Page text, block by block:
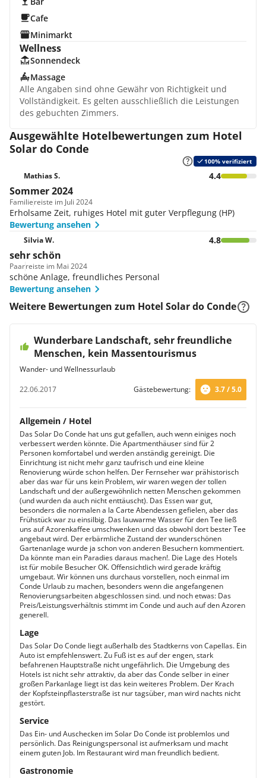
Cafe
Minimarkt
Wellness
Sonnendeck
Massage
Alle Angaben sind ohne Gewähr von Richtigkeit und
Vollständigkeit. Es gelten ausschließlich die Leistungen
des gebuchten Zimmers.
Ausgewählte Hotelbewertungen zum Hotel
Solar do Conde
100% verifiziert
Mathias S. 4.4
Sommer 2024
Familiereiste im Juli 2024
Erholsame Zeit, ruhiges Hotel mit guter Verpflegung (HP)
Bewertung ansehen
Silvia W. 4.8
sehr schön
Paarreiste im Mai 2024
schöne Anlage, freundliches Personal
Bewertung ansehen
Weitere Bewertungen zum Hotel Solar do Conde
Wunderbare Landschaft, sehr freundliche
Menschen, kein Massentourismus
Wander- und Wellnessurlaub
22.06.2017
Gästebewertung: 3.7 / 5.0
Allgemein / Hotel
Das Solar Do Conde hat uns gut gefallen, auch wenn einiges noch
verbessert werden könnte. Die Apartmenthäuser sind für 2
Personen komfortabel und werden anständig gereinigt. Die
Einrichtung ist nicht mehr ganz taufrisch und eine kleine
Renovierung würde schon helfen. Der Fernseher war prähistorisch
aber das war für uns kein Problem, wir waren wegen der tollen
Landschaft und der außergewöhnlich netten Menschen gekommen
(und wurden da auch nicht enttäuscht). Das Essen war gut,
besonders die normalen a la Carte Abendessen gefielen, aber das
Frühstück war zu einsilbig. Das lauwarme Wasser für den Tee ließ
uns auf Azorenkaffee umschwenken und das obwohl dort bester Tee
angebaut wird. Der erbärmliche Zustand der wunderschönen
Gartenanlage wurde ja schon von anderen Besuchern kommentiert.
Da könnte man ein Paradies daraus machen!. Die Lage des Hotels
ist für mobile Besucher OK. Offensichtlich wird gerade kräftig
umgebaut. Wir können uns durchaus vorstellen, noch einmal im
Conde Urlaub zu machen, besonders wenn die angefangenen
Renovierungsarbeiten abgeschlossen sind. und noch etwas: Das
Preis/Leistungsverhältnis stimmt im Conde und auch auf den Azoren
generell.
Lage
Das Solar Do Conde liegt außerhalb des Stadtkerns von Capellas. Ein
Auto ist empfehlenswert. Zu Fuß ist es auf der engen, stark
befahrenen Hauptstraße nicht ungefährlich. Die Umgebung des
Hotels ist nicht sehr attraktiv, da aber das Conde selber in einer
großen Parkanlage liegt ist das kein weiteres Problem. Der Krach
der Kopfsteinpflasterstraße ist nur tagsüber, man wird nachts nicht
gestört.
Service
Das Ein- und Auschecken im Solar Do Conde ist problemlos und
persönlich. Das Reinigungspersonal ist aufmerksam und macht
einem guten Job. Im Restaurant wird man freundlich bedient.
Gastronomie